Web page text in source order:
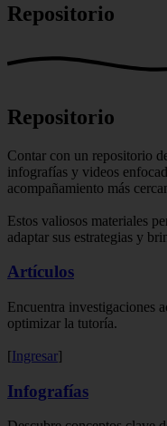
Repositorio
Repositorio
Contar con un repositorio
infografías y videos
acompañamiento más
Estos valiosos materiales
adaptar sus estrategias y
Artículos
Encuentra investigaciones
optimizar la tutoría.
[Ingresar]
Infografías